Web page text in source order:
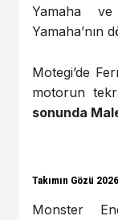
Yamaha
Yamaha’nın
Motegi’de
motorun
sonunda
Takımın Gözü
Monster